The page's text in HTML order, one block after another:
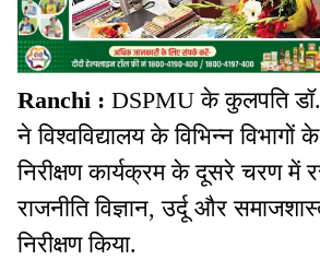
Ranchi : DSPMU के कुलपति डॉ.
ने विश्वविद्यालय के विभिन्न विभागों
निरीक्षण कार्यक्रम के दूसरे चरण में
राजनीति विज्ञान, उर्दू और
निरीक्षण किया.